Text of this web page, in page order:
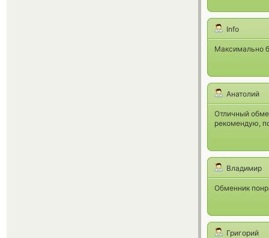
Info
Максимально
Анатолий
Отличный
рекомендую,
Владимир
Обменник
Григорий